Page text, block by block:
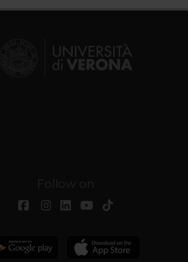
Follow on